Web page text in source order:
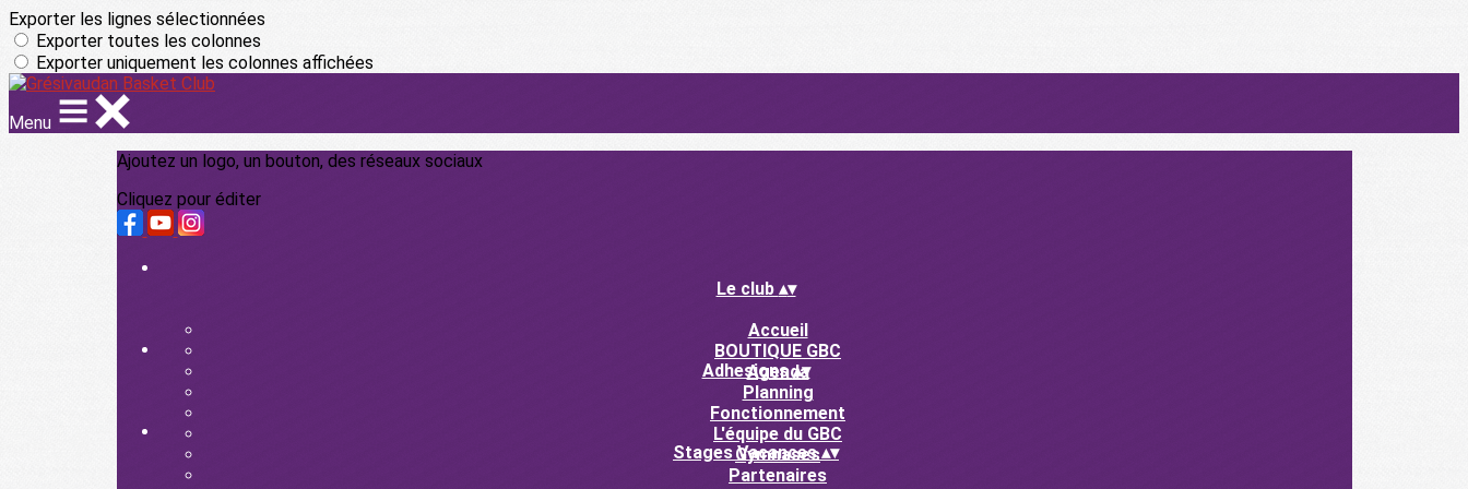
Exporter les lignes sélectionnées
Exporter toutes les colonnes
Exporter uniquement les colonnes affichées
Menu
Ajoutez un logo, un bouton, des réseaux sociaux
Cliquez pour éditer
Le club ▴▾
Accueil
BOUTIQUE GBC
Agenda
Planning
Fonctionnement
L'équipe du GBC
Gymnases
Partenaires
Adhesions▴▾
Stages Vacances▴▾